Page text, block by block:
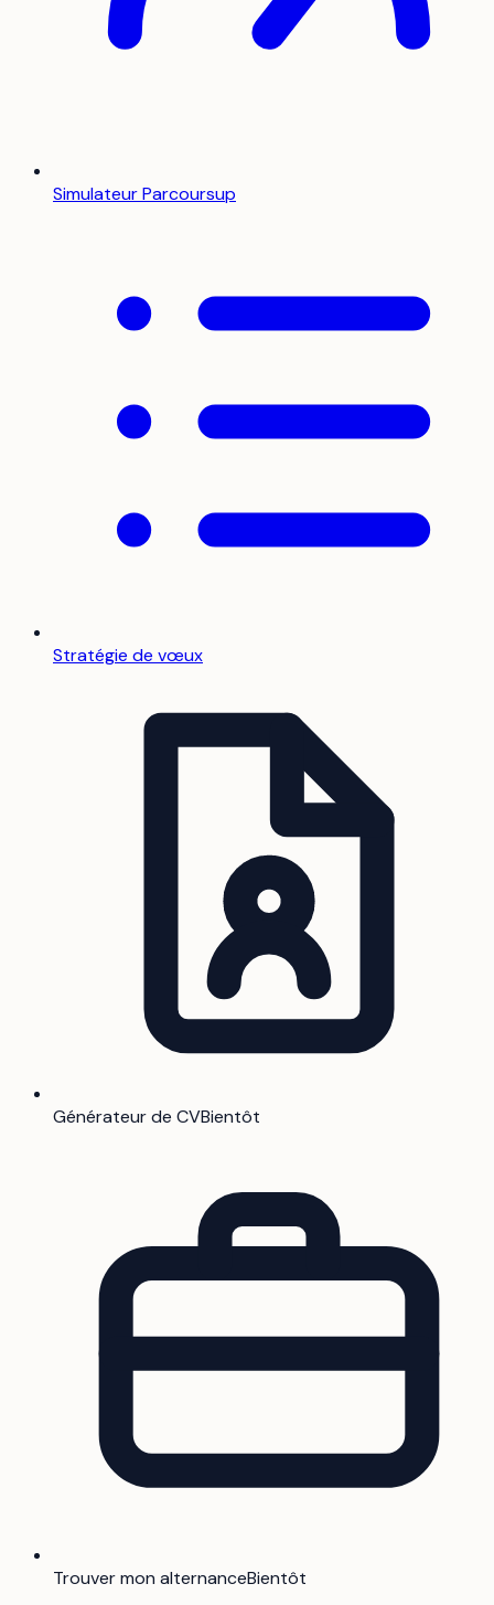
Simulateur Parcoursup
Stratégie de vœux
Générateur de CVBientôt
Trouver mon alternanceBientôt